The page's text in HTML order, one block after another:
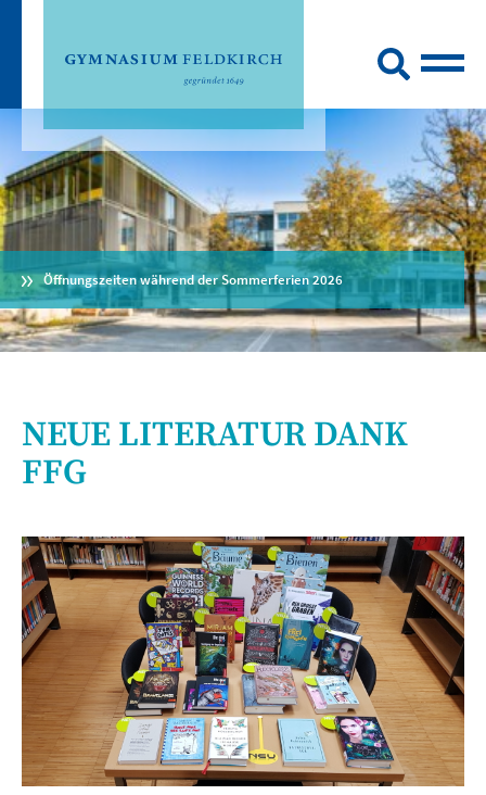
Öffnungszeiten während der Sommerferien 2026
NEUE LITERATUR DANK
FFG